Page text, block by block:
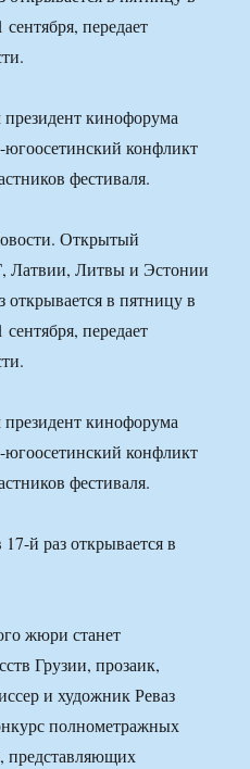
передает
кинофорума
конфликт
фестиваля.
Открытый
Латвии, Литвы и Эстонии
в пятницу в
передает
кинофорума
конфликт
фестиваля.
жюри станет
Грузии, прозаик,
и художник Реваз
полнометражных
представляющих